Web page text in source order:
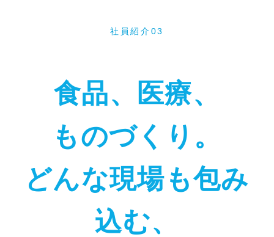
社員紹介03
食品、医療、
ものづくり。
どんな現場も包み
込む、